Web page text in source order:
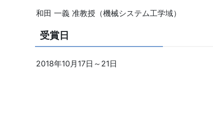
和田 一義 准教授（機械システム工学域）
受賞日
2018年10月17日～21日